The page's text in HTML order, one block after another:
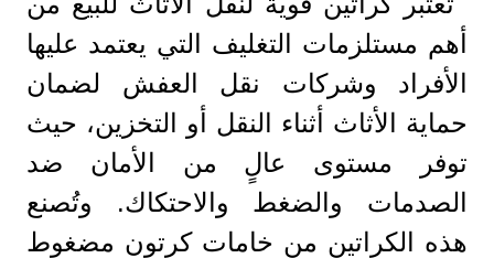
أهم مستلزمات التغليف التي يعتمد عليها
الأفراد وشركات نقل العفش لضمان
حماية الأثاث أثناء النقل أو التخزين، حيث
توفر مستوى عالٍ من الأمان ضد
الصدمات والضغط والاحتكاك. وتُصنع
هذه الكراتين من خامات كرتون مضغوط